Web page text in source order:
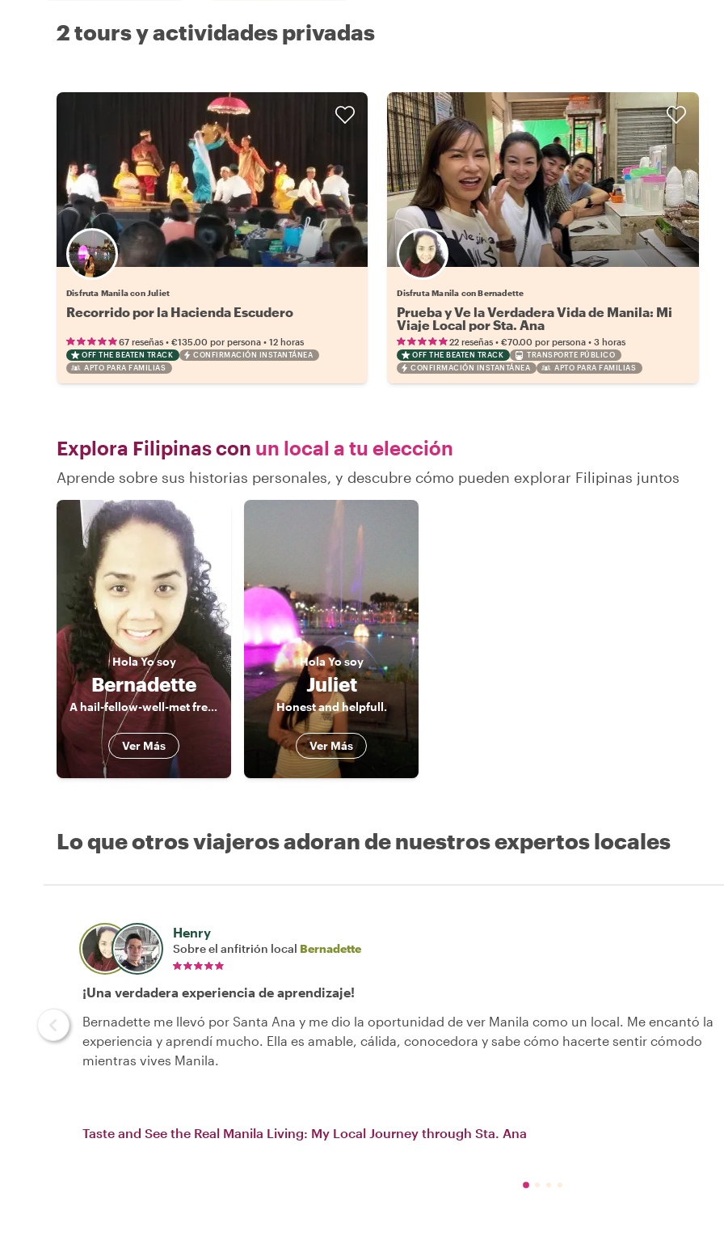
2 tours y actividades privadas
Disfruta Manila con Juliet
Recorrido por la Hacienda Escudero
67 reseñas • €135.00 por persona • 12 horas
OFF THE BEATEN TRACK
CONFIRMACIÓN INSTANTÁNEA
APTO PARA FAMILIAS
Disfruta Manila con Bernadette
Prueba y Ve la Verdadera Vida de Manila: Mi
Viaje Local por Sta. Ana
22 reseñas •€70.00 por persona •3 horas
OFF THE BEATEN TRACK
TRANSPORTE PÚBLICO
CONFIRMACIÓN INSTANTÁNEA
APTO PARA FAMILIAS
Explora Filipinas con un local a tu elección
Aprende sobre sus historias personales, y descubre cómo pueden explorar Filipinas juntos
HolaYo soy
Bernadette
A hail-fellow-well-met freelance Tour Guide, a true blue of Manila
Ver Más
Hola Yo soy
Juliet
Honest and helpfull.
Ver Más
Lo que otros viajeros adoran de nuestros expertos locales
Henry
Sobre el anfitrión local Bernadette
¡Una verdadera experiencia de aprendizaje!
Bernadette me llevó por Santa Ana y me dio la oportunidad de ver Manila como un local. Me encantó la
experiencia y aprendí mucho. Ella es amable, cálida, conocedora y sabe cómo hacerte sentir cómodo
mientras vives Manila.
Taste and See the Real Manila Living: My Local Journey through Sta. Ana